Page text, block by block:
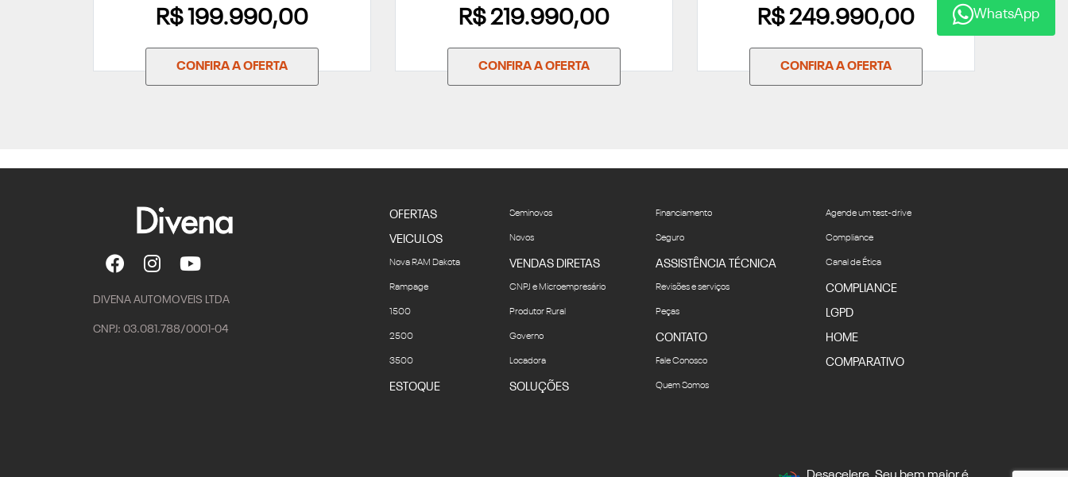
R$ 199.990,00
CONFIRA A OFERTA
R$ 219.990,00
CONFIRA A OFERTA
R$ 249.990,00
CONFIRA A OFERTA
DIVENA AUTOMOVEIS LTDA
CNPJ: 03.081.788/0001-04
OFERTAS
VEICULOS
Nova RAM Dakota
Rampage
1500
2500
3500
ESTOQUE
Seminovos
Novos
VENDAS DIRETAS
CNPJ e Microempresário
Produtor Rural
Governo
Locadora
SOLUÇÕES
Financiamento
Seguro
ASSISTÊNCIA TÉCNICA
Revisões e serviços
Peças
CONTATO
Fale Conosco
Quem Somos
Agende um test-drive
Compliance
Canal de Ética
COMPLIANCE
LGPD
HOME
COMPARATIVO
WhatsApp